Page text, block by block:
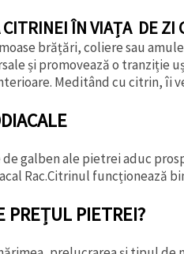
ÎN VIAȚA DE ZI
brățări, coliere sau
și promovează o tranziție
Meditând cu citrin, îi
galben ale pietrei aduc
Rac.Citrinul funcționează
PREȚUL PIETREI?